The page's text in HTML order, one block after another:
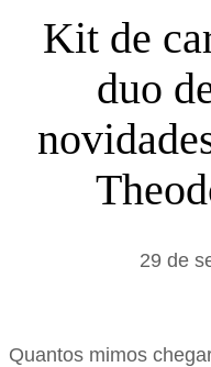
a
Kit de
duo
29 de
Quantos mimos